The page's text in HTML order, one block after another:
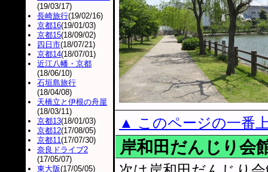
▲ このページの一番
岸和田だんじり会
(19/03/17)
長崎旅行(19/02/16)
京都16(19/01/03)
京都15(18/09/02)
四日市(18/07/21)
京都14(18/07/01)
近江八幡・京都
(18/06/10)
石垣島旅行
(18/04/08)
天橋立と伊根の舟屋
(18/03/11)
京都13(18/01/03)
京都12(17/08/05)
京都11(17/07/30)
奈良ドライブ2
(17/05/07)
東大阪(17/05/05)